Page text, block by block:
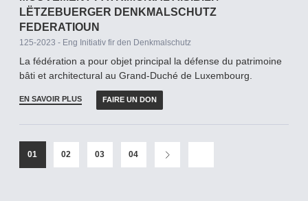
LËTZEBUERGER DENKMALSCHUTZ
FEDERATIOUN
125-2023 - Eng Initiativ fir den Denkmalschutz
La fédération a pour objet principal la défense du patrimoine
bâti et architectural au Grand-­Duché de Luxembourg.
EN SAVOIR PLUS FAIRE UN DON
01 02 03 04